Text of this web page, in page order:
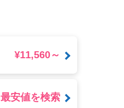
¥11,560～
最安値を検索